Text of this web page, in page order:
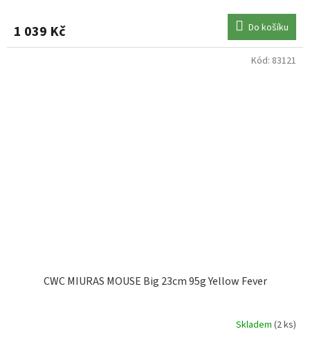
1 039 Kč Do košíku
CWC MIURAS MOUSE Big 23cm 95g Yellow Fever
Skladem (2 ks)
Kód: 83121